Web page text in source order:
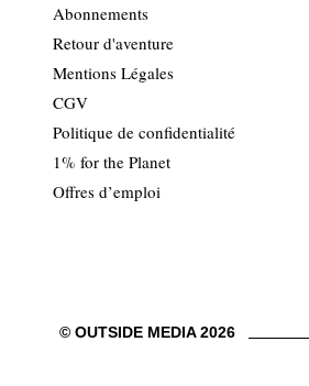
Abonnements
Retour d'aventure
Mentions Légales
CGV
Politique de confidentialité
1% for the Planet
Offres d’emploi
© OUTSIDE MEDIA 2026